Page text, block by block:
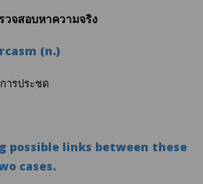
จสอบหาความจริง
(n.)
การประชด
possible links between these
cases.